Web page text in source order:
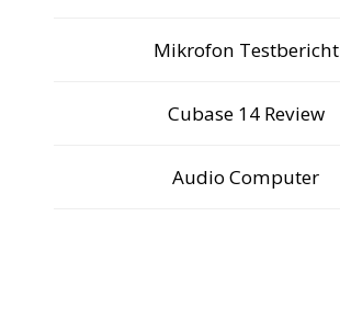
Mikrofon Testbericht
Cubase 14 Review
Audio Computer